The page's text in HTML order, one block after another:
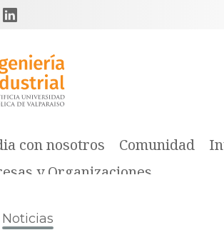
con nosotros Comunidad
y Organizaciones
Noticias